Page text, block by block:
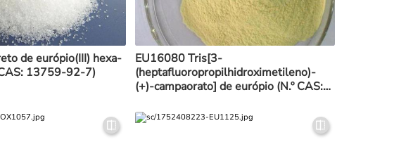
de európio(III) hexa-
13759-92-7)
EU16080 Tris[3-
(heptafluoropropilhidroximetileno)-
(+)-campaorato] de európio (N.º CAS: